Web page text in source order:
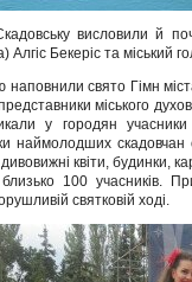
висловили й
Бекеріс та міський
свято Гімн
міського
у городян
наймолодших скадовчан
квіти, будинки,
100 учасників.
святковій ході.